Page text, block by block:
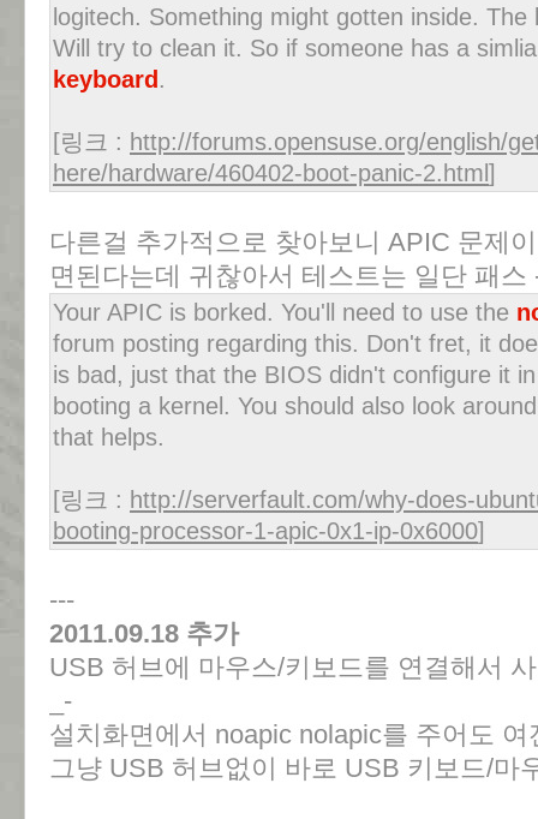
logitech. Something might gotten inside.
Will try to clean it. So if someone has a
keyboard .
[링크 : http://forums.opensuse.org/english/
here/hardware/460402-boot-panic-2.html ]
다른걸 추가적으로 찾아보니 APIC 문제
면된다는데 귀찮아서 테스트는 일단 패스
Your APIC is borked. You'll need to use the
forum posting regarding this. Don't fret, it
is bad, just that the BIOS didn't configure it
booting a kernel. You should also look
that helps.
[링크 : http://serverfault.com/why-does-
booting-processor-1-apic-0x1-ip-0x6000]
---
2011.09.18 추가
USB 허브에 마우스/키보드를 연결해서
_-
설치화면에서 noapic nolapic를 주어도
그냥 USB 허브없이 바로 USB 키보드/마